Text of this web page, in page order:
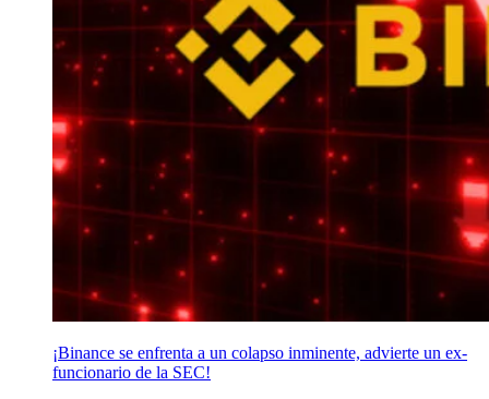
¡Binance se enfrenta a un colapso inminente, advierte un ex-
funcionario de la SEC!